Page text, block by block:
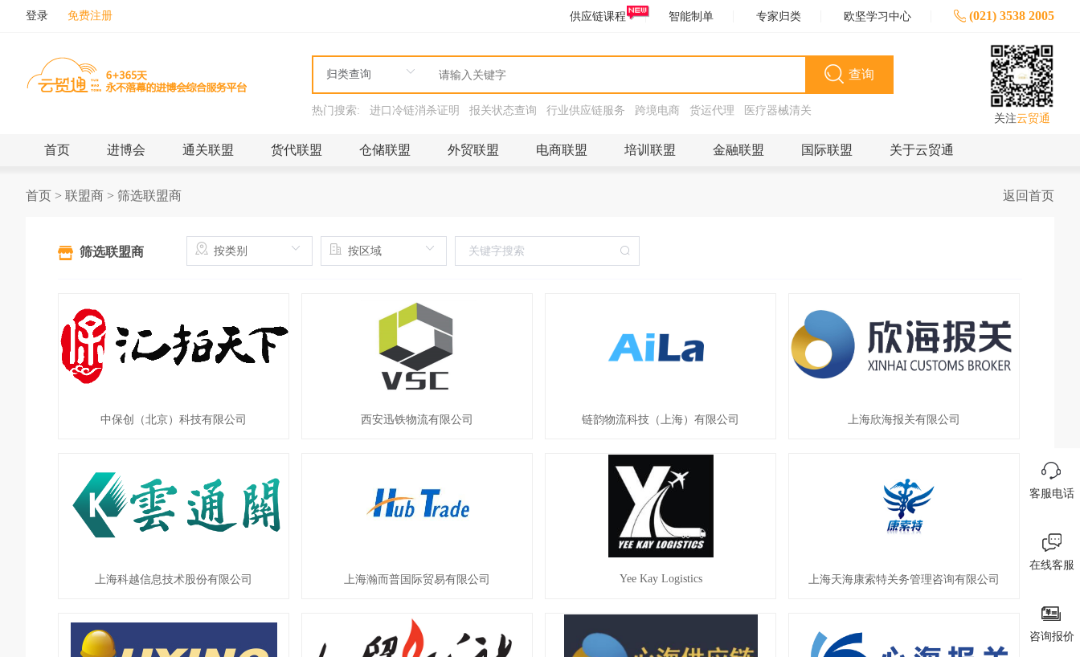
登录 免费注册 供应链课程 智能制单 专家归类 欧坚学习中心 (021) 3538 2005
查询
热门搜索: 进口冷链消杀证明 报关状态查询 行业供应链服务 跨境电商 货运代理 医疗器械清关
关注云贸通
首页 进博会 通关联盟 货代联盟 仓储联盟 外贸联盟 电商联盟 培训联盟 金融联盟 国际联盟 关于云贸通
首页 > 联盟商 > 筛选联盟商 返回首页
筛选联盟商
中保创（北京）科技有限公司 西安迅铁物流有限公司 链韵物流科技（上海）有限公司 上海欣海报关有限公司
上海科越信息技术股份有限公司 上海瀚而普国际贸易有限公司 Yee Kay Logistics 上海天海康索特关务管理咨询有限公司
客服电话
在线客服
咨询报价